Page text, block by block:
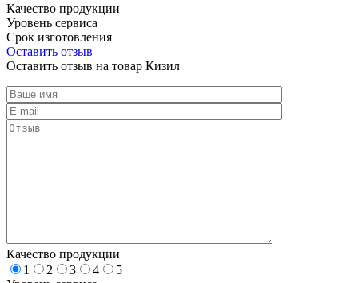
Качество продукции
Уровень сервиса
Срок изготовления
Оставить отзыв
Оставить отзыв на товар Кизил
Качество продукции
1
2 3 4
5